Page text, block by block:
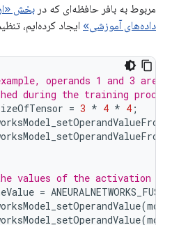
مربوط به بافر حافظه‌ای که در بخش
داده‌های آموزشی» ایجاد کرده‌ایم،
operands 1 and 3 are
during the training process
= 3 * 4 * 4 ;
values of the activation
=
(model
(model